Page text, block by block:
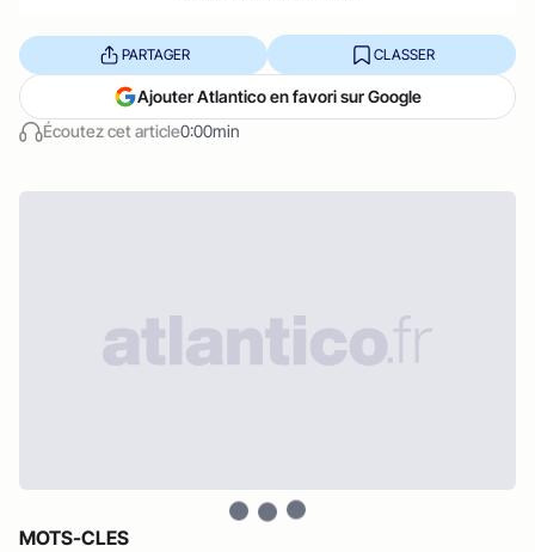
Écoutez cet article0:00min
PARTAGER CLASSER
Ajouter Atlantico en favori sur Google
MOTS-CLES